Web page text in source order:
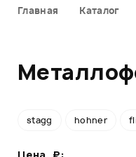
Главная Каталог
stagg hohner